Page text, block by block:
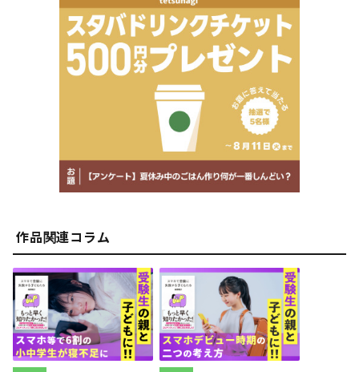
と対策についても詳しい。光村図書小中学校道徳の教科書
で情報モラルに関する校閲を担当。元小学校教員であり、
高校生の母でもある
作品関連コラム